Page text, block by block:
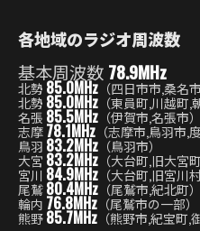
各地域のラジオ周波数
基本周波数 78.9MHz
北勢 85.0MHz （四日市市,桑名
北勢 85.0MHz （東員町,川越町,
名張 85.5MHz （伊賀市,名張市）
志摩78.1MHz （志摩市,鳥羽市,
鳥羽 83.2MHz （鳥羽市）
大宮 83.2MHz （大台町,旧大宮町
宮川 84.9MHz （大台町,旧宮川村
尾鷲80.4MHz （尾鷲市,紀北町）
輪内 76.8MHz （尾鷲市の一部）
熊野85.7MHz （熊野市,紀宝町,